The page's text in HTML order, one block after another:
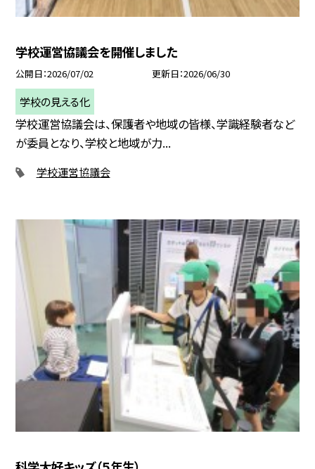
学校運営協議会を開催しました
公開日 2026/07/02 更新日 2026/06/30
学校の見える化
学校運営協議会は、保護者や地域の皆様、学識経験者など
が委員となり、学校と地域が力...
学校運営協議会